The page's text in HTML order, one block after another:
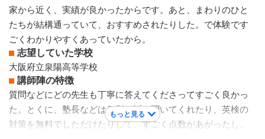
もしてくれるので、その辺は大変ありがたかったです。
保護者への連絡手段
電話連絡 / メール連絡 / 塾専用アプリ
アクセス・周りの環境
中百舌鳥駅が近いが近い割には騒がしい訳ではなく、比較的
落ち着いていると思う。車の往来も多くはないのでそこまで
心配はいらない感じ。また夜間もそこまで暗くなる訳ではな
いのでそこも安心できるポイントかと思いました。
家から近く、実績が良かったからです。あと、まわりのひと
たちが結構通っていて、おすすめされたりした。で体験です
ごくわかりやすくあっていたから。
志望していた学校
大阪府立泉陽高等学校
講師陣の特徴
質問などにどの先生も丁寧に答えてくださってすごく良かっ
た。とくに、塾長などは個別に話を聞いてくれたり、英検の
対策を無料でしただけたりして、すごく点数があがったし、
もっと見る